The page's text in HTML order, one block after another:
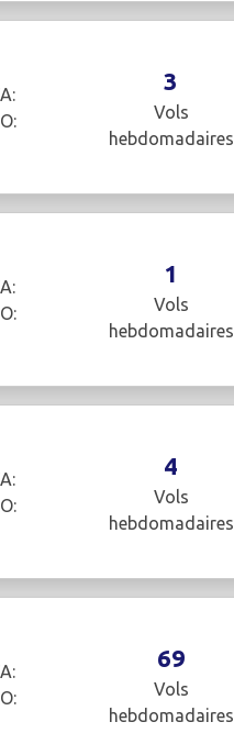
3
Vols
hebdomadaires
1
Vols
hebdomadaires
4
Vols
hebdomadaires
69
Vols
hebdomadaires